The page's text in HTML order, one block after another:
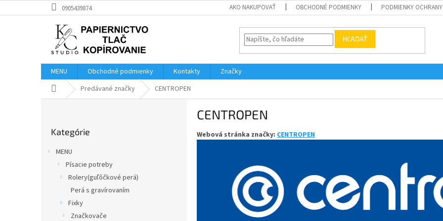
na
0905439874 AKO NAKUPOVAŤ OBCHODNÉ PODMIENKY PODMIENKY OCHRANY
HĽADAŤ
MENU Obchodné podmienky Kontakty
Značky
DomovPredávané značky CENTROPEN
kategórie
Kategórie
MENU
Písacie potreby
Rolery(guľôčkové perá)
Perá s gravírovaním
Fixky
Značkovače
CENTROPEN
Webová stránka značky: CENTROPEN